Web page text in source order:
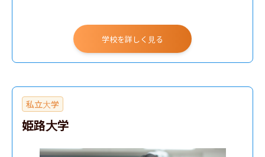
学校を詳しく見る
私立大学
姫路大学